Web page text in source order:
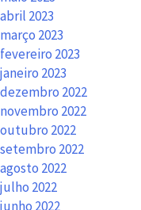
abril 2023
março 2023
fevereiro 2023
janeiro 2023
dezembro 2022
novembro 2022
outubro 2022
setembro 2022
agosto 2022
julho 2022
junho 2022